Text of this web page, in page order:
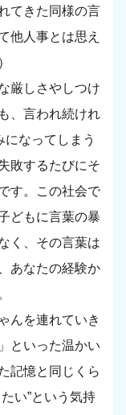
てきた同様の言
他人事とは思え
厳しさやしつけ
、言われ続けれ
になってしまう
敗するたびにそ
す。この社会で
どもに言葉の暴
く、その言葉は
あなたの経験か
んを連れていき
といった温かい
記憶と同じくら
い”という気持